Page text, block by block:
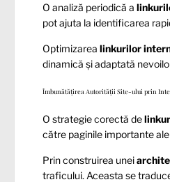
O analiză periodică a
pot ajuta la identificarea
Optimizarea linkurilor
dinamică și adaptată
Îmbunătățirea Autorității Site-ului prin
O strategie corectă de
către paginile importante
Prin construirea unei
traficului. Aceasta se